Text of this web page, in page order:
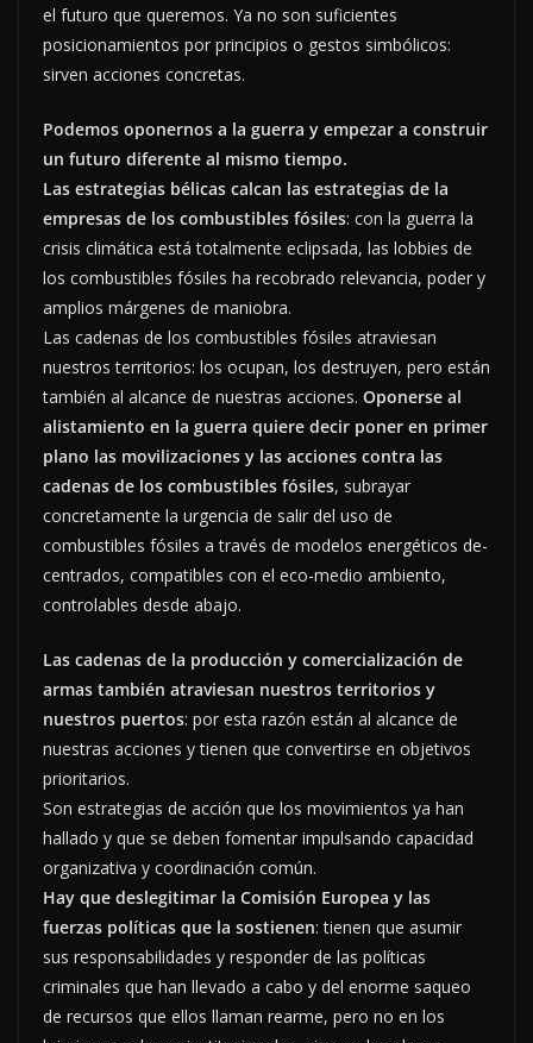
el futuro que queremos. Ya no son suficientes
posicionamientos por principios o gestos simbólicos:
sirven acciones concretas.
Podemos oponernos a la guerra y empezar a construir
un futuro diferente al mismo tiempo.
Las estrategias bélicas calcan las estrategias de la
empresas de los combustibles fósiles: con la guerra la
crisis climática está totalmente eclipsada, las lobbies de
los combustibles fósiles ha recobrado relevancia, poder y
amplios márgenes de maniobra.
Las cadenas de los combustibles fósiles atraviesan
nuestros territorios: los ocupan, los destruyen, pero están
también al alcance de nuestras acciones. Oponerse al
alistamiento en la guerra quiere decir poner en primer
plano las movilizaciones y las acciones contra las
cadenas de los combustibles fósiles, subrayar
concretamente la urgencia de salir del uso de
combustibles fósiles a través de modelos energéticos de-
centrados, compatibles con el eco-medio ambiento,
controlables desde abajo.
Las cadenas de la producción y comercialización de
armas también atraviesan nuestros territorios y
nuestros puertos: por esta razón están al alcance de
nuestras acciones y tienen que convertirse en objetivos
prioritarios.
Son estrategias de acción que los movimientos ya han
hallado y que se deben fomentar impulsando capacidad
organizativa y coordinación común.
Hay que deslegitimar la Comisión Europea y las
fuerzas políticas que la sostienen: tienen que asumir
sus responsabilidades y responder de las políticas
criminales que han llevado a cabo y del enorme saqueo
de recursos que ellos llaman rearme, pero no en los